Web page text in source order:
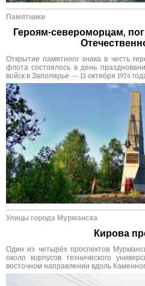
Памятники
Героям-североморцам,
Открытие памятного знака в честь
флота состоялось в день
войск в Заполярье — 13 октября 1974
Улицы города Мурманска
Кирова
Один из четырёх проспектов
около корпусов технического
восточном направлении вдоль